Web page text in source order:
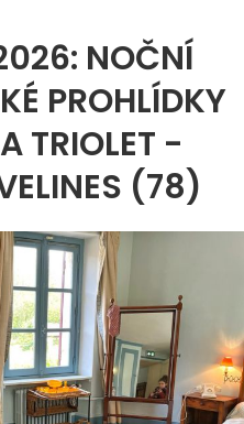
NOČNÍ
PROHLÍDKY
TRIOLET -
(78)